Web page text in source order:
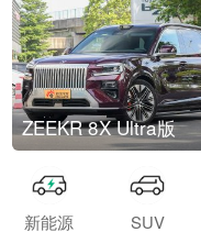
ZEEKR 8X Ultra版
新能源 SUV